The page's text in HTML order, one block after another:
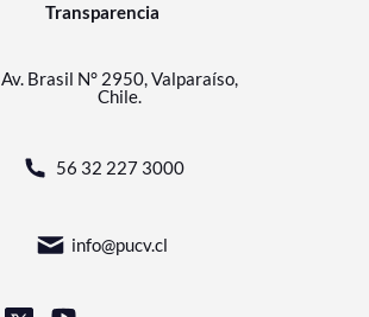
Transparencia
Av. Brasil N° 2950, Valparaíso,
Chile.
56 32 227 3000
info@pucv.cl